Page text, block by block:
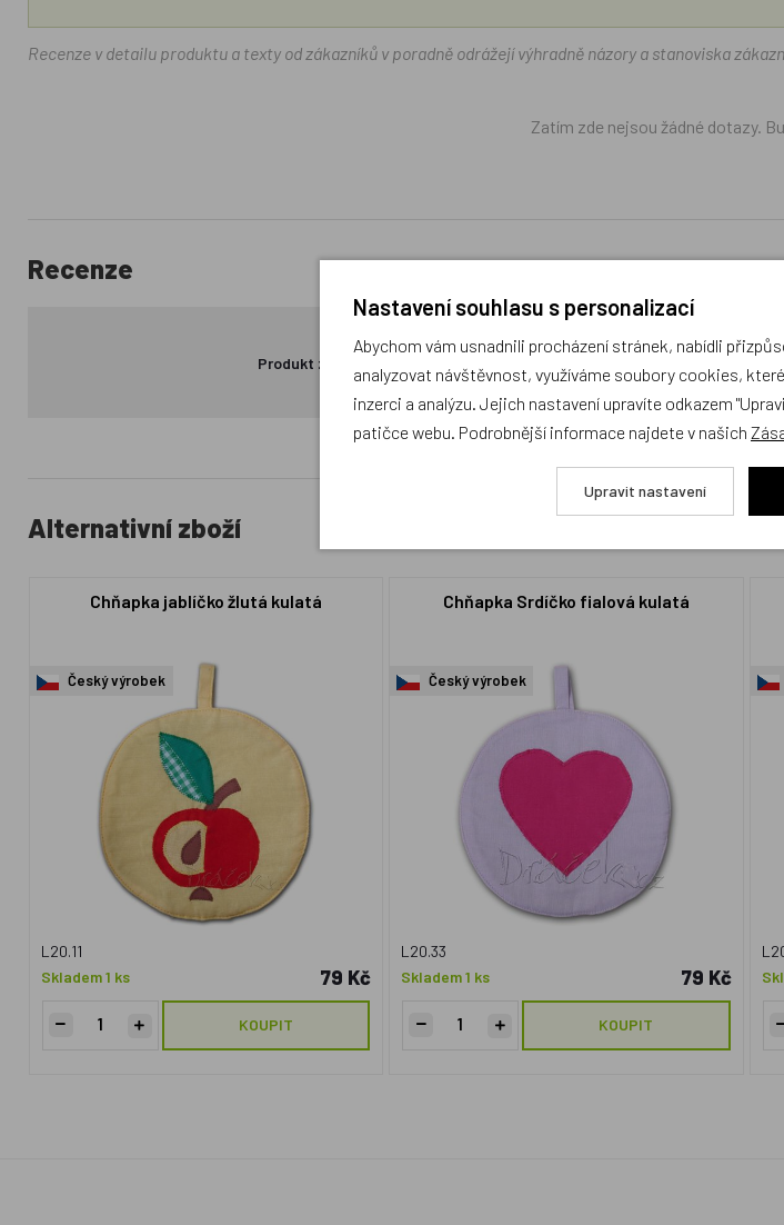
Recenze v detailu produktu a texty od zákazníků v poradně odrážejí výhradně názory a stanoviska
Zatím zde nejsou žádné dotazy.
Recenze
Produkt zatím nemá žádné hodnocení,
Alternativní zboží
Chňapka jablíčko žlutá kulatá
Český výrobek
L20.11
Skladem 1 ks
79 Kč
KOUPIT
Chňapka Srdíčko fialová kulatá
Český výrobek
L20.33
Skladem 1 ks
79 Kč
KOUPIT
Nastavení souhlasu s personalizací
Abychom vám usnadnili procházení stránek, nabídli
analyzovat návštěvnost, využíváme soubory cookies,
inzerci a analýzu. Jejich nastavení upravíte odkazem
patičce webu. Podrobnější informace najdete v našich
Upravit nastavení